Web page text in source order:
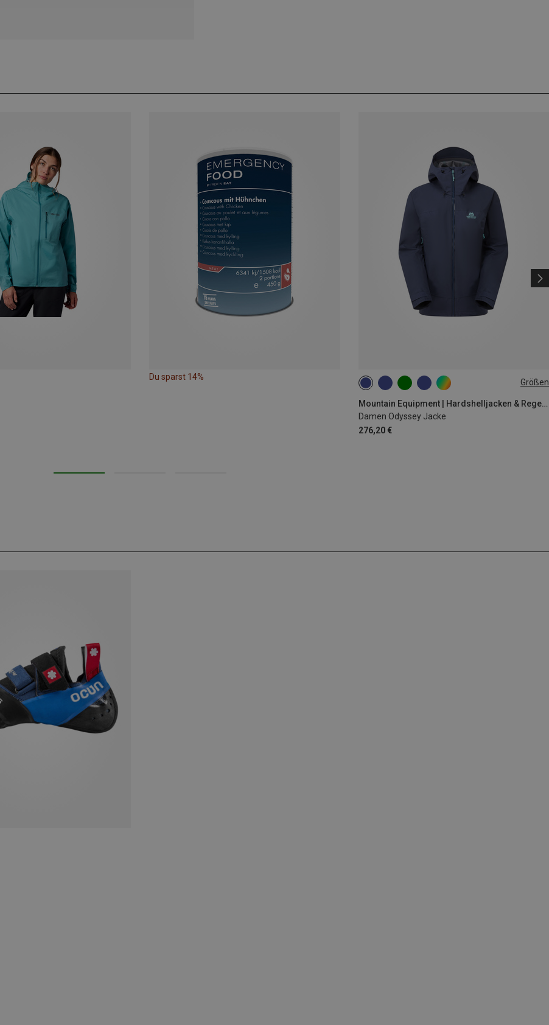
Du sparst 14%
Größen
Mountain Equipment | Hardshelljacken & Regenjacken
Damen Odyssey Jacke
276,20 €
XS S M